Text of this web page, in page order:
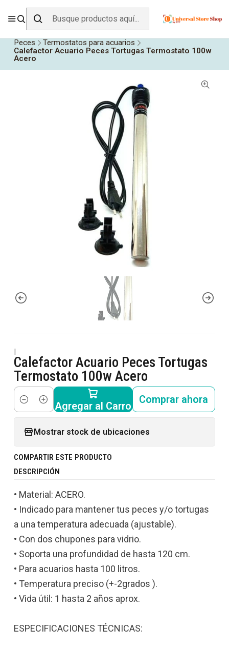
ENVÍO GRATIS SOBRE$19.990EN ZONA CENTRO
Peces
Termostatos para acuarios
Calefactor Acuario Peces Tortugas Termostato 100w
Acero
|
Calefactor Acuario Peces Tortugas
Termostato 100w Acero
Cantidad Agregar al Carro
Comprar ahora
Mostrar stock de ubicaciones
COMPARTIR ESTE PRODUCTO
DESCRIPCIÓN
• Material: ACERO.
• Indicado para mantener tus peces y/o tortugas
a una temperatura adecuada (ajustable).
• Con dos chupones para vidrio.
• Soporta una profundidad de hasta 120 cm.
• Para acuarios hasta 100 litros.
• Temperatura preciso (+-2grados ).
• Vida útil: 1 hasta 2 años aprox.
ESPECIFICACIONES TÉCNICAS: